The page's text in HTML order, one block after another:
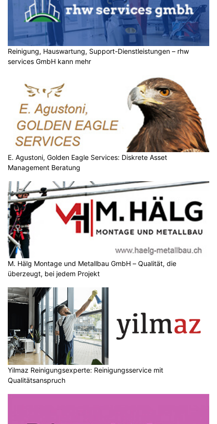
Reinigung, Hauswartung, Support-Dienstleistungen – rhw
services GmbH kann mehr
E. Agustoni, Golden Eagle Services: Diskrete Asset
Management Beratung
M. Hälg Montage und Metallbau GmbH – Qualität, die
überzeugt, bei jedem Projekt
Yilmaz Reinigungsexperte: Reinigungsservice mit
Qualitätsanspruch